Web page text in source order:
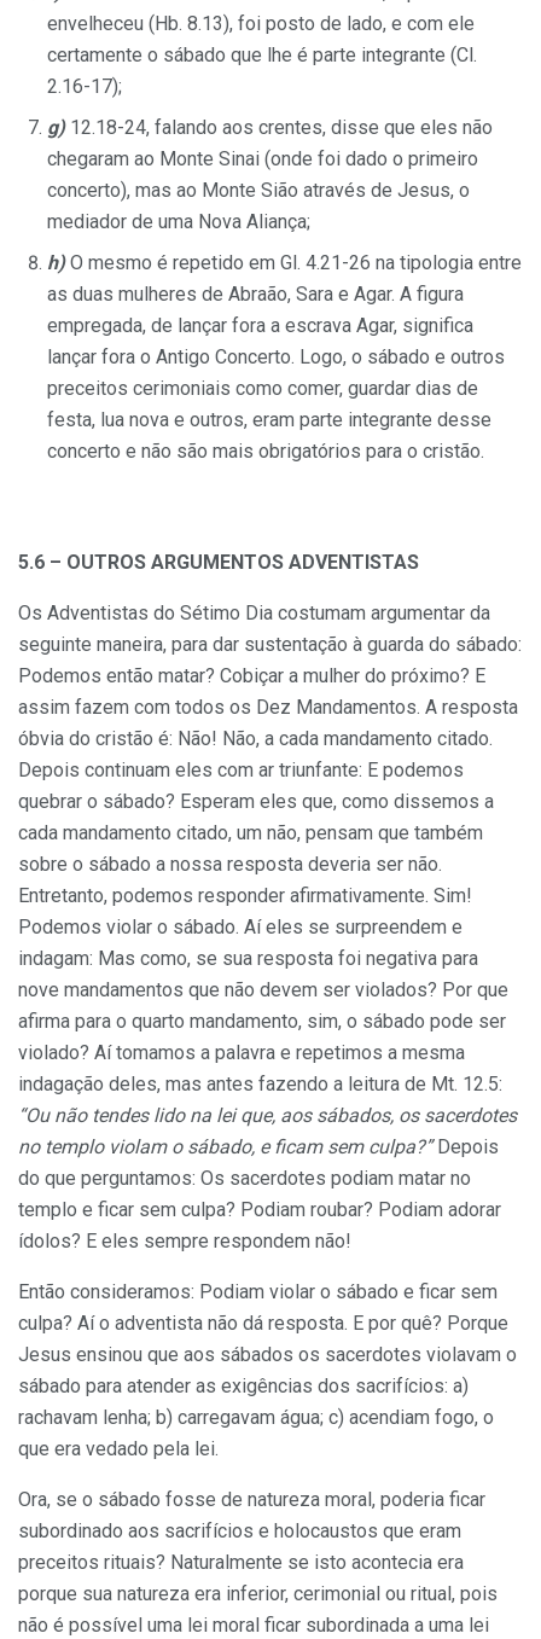
envelheceu (Hb. 8.13), foi posto de lado, e com ele
certamente o sábado que lhe é parte integrante (Cl.
2.16-17);
g)12.18-24, falando aos crentes, disse que eles não
chegaram ao Monte Sinai (onde foi dado o primeiro
concerto), mas ao Monte Sião através de Jesus, o
mediador de uma Nova Aliança;
h)O mesmo é repetido em Gl. 4.21-26 na tipologia entre
as duas mulheres de Abraão, Sara e Agar. A figura
empregada, de lançar fora a escrava Agar, significa
lançar fora o Antigo Concerto. Logo, o sábado e outros
preceitos cerimoniais como comer, guardar dias de
festa, lua nova e outros, eram parte integrante desse
concerto e não são mais obrigatórios para o cristão.
5.6 – OUTROS ARGUMENTOS ADVENTISTAS
Os Adventistas do Sétimo Dia costumam argumentar da
seguinte maneira, para dar sustentação à guarda do sábado:
Podemos então matar? Cobiçar a mulher do próximo? E
assim fazem com todos os Dez Mandamentos. A resposta
óbvia do cristão é: Não! Não, a cada mandamento citado.
Depois continuam eles com ar triunfante: E podemos
quebrar o sábado? Esperam eles que, como dissemos a
cada mandamento citado, um não, pensam que também
sobre o sábado a nossa resposta deveria ser não.
Entretanto, podemos responder afirmativamente. Sim!
Podemos violar o sábado. Aí eles se surpreendem e
indagam: Mas como, se sua resposta foi negativa para
nove mandamentos que não devem ser violados? Por que
afirma para o quarto mandamento, sim, o sábado pode ser
violado? Aí tomamos a palavra e repetimos a mesma
indagação deles, mas antes fazendo a leitura de Mt. 12.5:
“Ou não tendes lido na lei que, aos sábados, os sacerdotes
no templo violam o sábado, e ficam sem culpa?”Depois
do que perguntamos: Os sacerdotes podiam matar no
templo e ficar sem culpa? Podiam roubar? Podiam adorar
ídolos? E eles sempre respondem não!
Então consideramos: Podiam violar o sábado e ficar sem
culpa? Aí o adventista não dá resposta. E por quê? Porque
Jesus ensinou que aos sábados os sacerdotes violavam o
sábado para atender as exigências dos sacrifícios: a)
rachavam lenha; b) carregavam água; c) acendiam fogo, o
que era vedado pela lei.
Ora, se o sábado fosse de natureza moral, poderia ficar
subordinado aos sacrifícios e holocaustos que eram
preceitos rituais? Naturalmente se isto acontecia era
porque sua natureza era inferior, cerimonial ou ritual, pois
não é possível uma lei moral ficar subordinada a uma lei